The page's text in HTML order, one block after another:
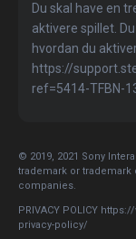
Du skal have en
aktivere spillet.
hvordan du
https://
ref=5414-TFBN-
© 2019, 2021 Sony
trademark or trademark
companies.
PRIVACY POLICY
privacy-policy/